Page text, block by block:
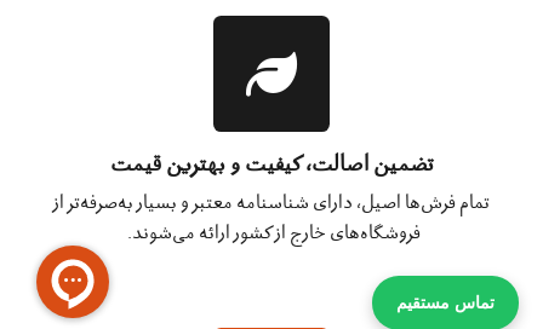
تضمین اصالت، کیفیت و بهترین قیمت
تمام فرش‌ها اصیل، دارای شناسنامه معتبر و بسیار به‌صرفه‌تر از
فروشگاه‌های خارج از کشور ارائه می‌شوند.
تماس مستقیم